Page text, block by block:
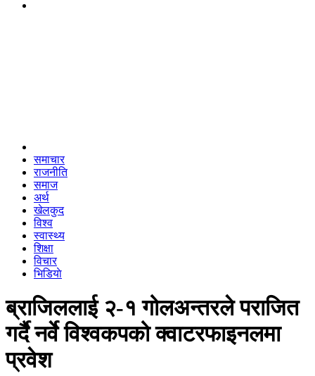
समाचार
राजनीति
समाज
अर्थ
खेलकुद
विश्व
स्वास्थ्य
शिक्षा
विचार
भिडियाे
ब्राजिललाई २-१ गोलअन्तरले पराजित
गर्दै नर्वे विश्वकपको क्वाटरफाइनलमा
प्रवेश